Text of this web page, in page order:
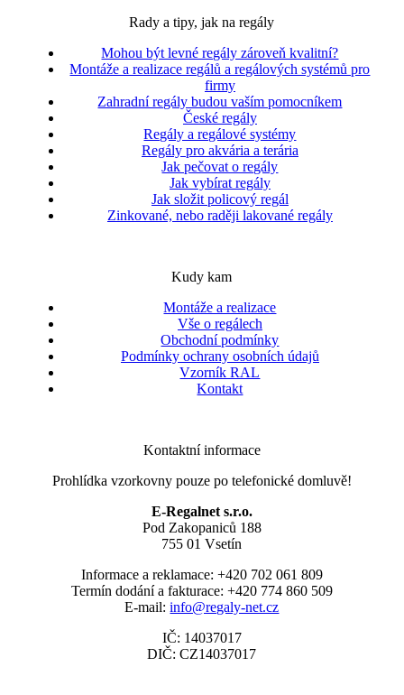
Rady a tipy, jak na regály
Mohou být levné regály zároveň kvalitní?
Montáže a realizace regálů a regálových systémů pro
firmy
Zahradní regály budou vaším pomocníkem
České regály
Regály a regálové systémy
Regály pro akvária a terária
Jak pečovat o regály
Jak vybírat regály
Jak složit policový regál
Zinkované, nebo raději lakované regály
Kudy kam
Montáže a realizace
Vše o regálech
Obchodní podmínky
Podmínky ochrany osobních údajů
Vzorník RAL
Kontakt
Kontaktní informace
Prohlídka vzorkovny pouze po telefonické domluvě!
E-Regalnet s.r.o.
Pod Zakopaniců 188
755 01 Vsetín
Informace a reklamace: +420 702 061 809
Termín dodání a fakturace: +420 774 860 509
E-mail:info@regaly-net.cz
IČ: 14037017
DIČ: CZ14037017